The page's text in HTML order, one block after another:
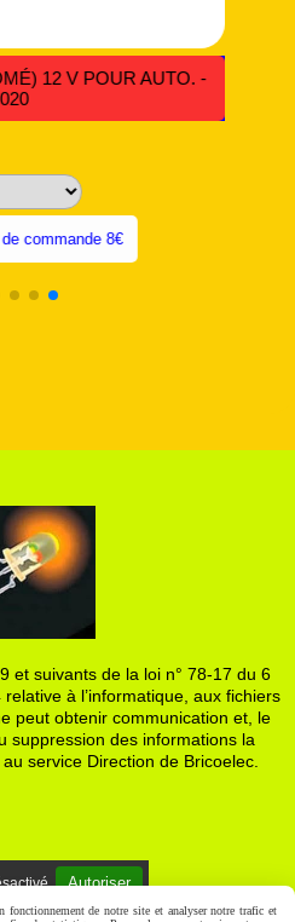
INTERS A BASCULE - CODE IB
009
de commande 8€
et suivants de la loi n° 78-17 du 6
à l’informatique, aux fichiers
peut obtenir communication et, le
suppression des informations la
service Direction de Bricoelec.
Autoriser
fonctionnement de notre site et analyser notre trafic et